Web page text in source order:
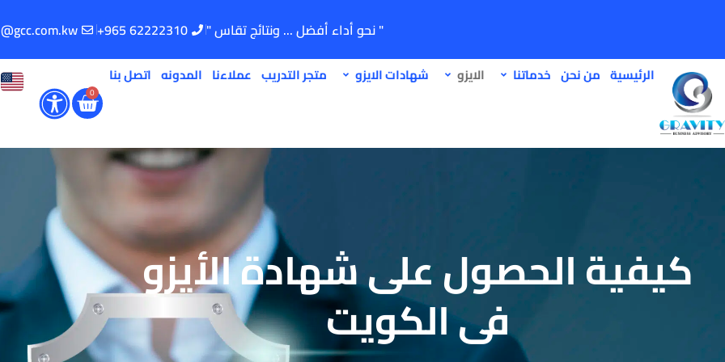
" نحو أداء أفضل ... ونتائج تقاس " 62222310 965+
الرئيسية من نحن خدماتنا الايزو شهادات الايزو متجر التدريب عملاءنا المدونه اتصل بنا
0
كيفية الحصول على شهادة الأيزو
في الكويت